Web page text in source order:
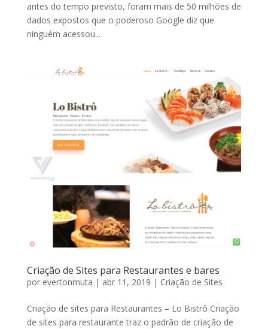
antes do tempo previsto, foram mais de 50 milhões de
dados expostos que o poderoso Google diz que
ninguém acessou...
Criação de Sites para Restaurantes e bares
por evertonmuta | abr 11, 2019 | Criação de Sites
Criação de sites para Restaurantes – Lo Bistrô Criação
de sites para restaurante traz o padrão de criação de